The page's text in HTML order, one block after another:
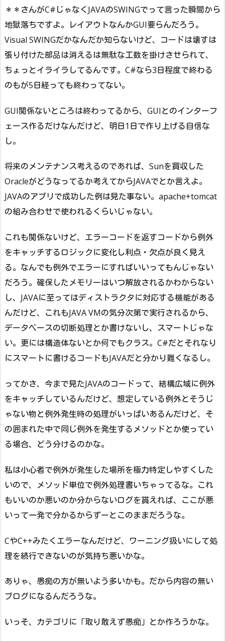
＊＊さんがC#じゃなくJAVAのSWINGでって言った瞬間から
地獄落ちですよ。レイアウトなんかGUI要らんだろう。
Visual SWINGだかなんだか知らないけど、コードは壊すは
張り付けた部品は消えるは無駄な工数を掛けさせられて、
ちょっとイライラしてるんです。C#なら3日程度で終わる
のもが5日経っても終わってない。
GUI関係ないところは終わってるから、GUIとのインターフ
ェース作るだけなんだけど、明日1日で作り上げる自信な
し。
将来のメンテナンス考えるのであれば、Sunを買収した
Oracleがどうなってるか考えてからJAVAでとか言えよ。
JAVAのアプリで成功した例は見た事ない。apache+tomcat
の組み合わせで使われるくらいじゃない。
これも関係ないけど、エラーコードを返すコードから例外
をキャッチするロジックに変化し利点・欠点が良く見え
る。なんでも例外でエラーにすればいいってもんじゃない
だろう。確保したメモリーはいつ解放されるかわからない
し、JAVAに至ってはディストラクタに対応する機能がある
んだけど、これもJAVA VMの気分次第で実行されるから、
データベースの切断処理とか書けないし、スマートじゃな
い。更には構造体ないとか何でもクラス。C#だとそれなり
にスマートに書けるコードもJAVAだと分かり難くなるし。
ってかさ、今まで見たJAVAのコードって、結構広域に例外
をキャッチしているんだけど、想定している例外とそうじ
ゃない物と例外発生時の処理がいっぱいあるんだけど、そ
の囲まれた中で同じ例外を発生するメソッドとか使ってい
る場合、どう分けるのかな。
私は小心者で例外が発生した場所を極力特定しやすくした
いので、メソッド単位で例外処理書いちゃってるな。これ
もいいのか悪いのか分からないログを貰えれば、ここが悪
いって一発で分かるからずーとこのままだろうな。
CやC++みたくエラーなんだけど、ワーニング扱いにして処
理を続行できないのが気持ち悪いかな。
ありゃ、愚痴の方が無いよう多いかも。だから内容の無い
ブログになるんだろうな。
いっそ、カテゴリに「取り敢えず愚痴」とか作ろうかな。